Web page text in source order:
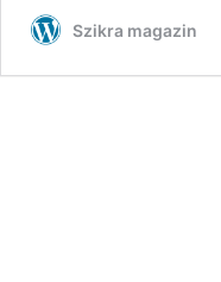
Szikra magazin